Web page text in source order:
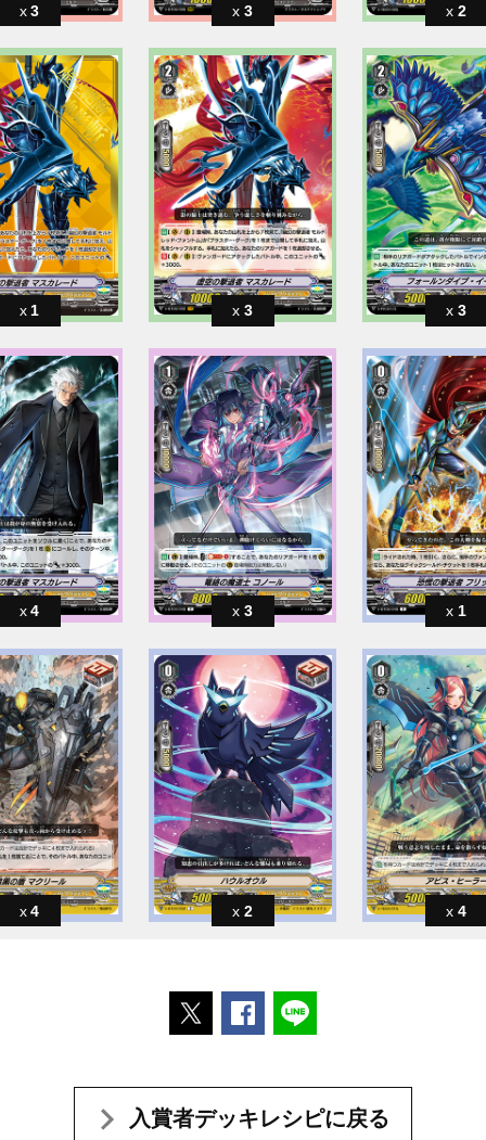
3 3 2
1 3 3
4 3 1
4 2 4
ポストするFacebookでシェアする
入賞者デッキレシピに戻る